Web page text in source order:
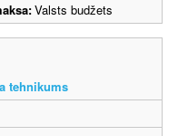
Valsts budžets
tehnikums